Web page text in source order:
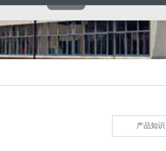
产品知识